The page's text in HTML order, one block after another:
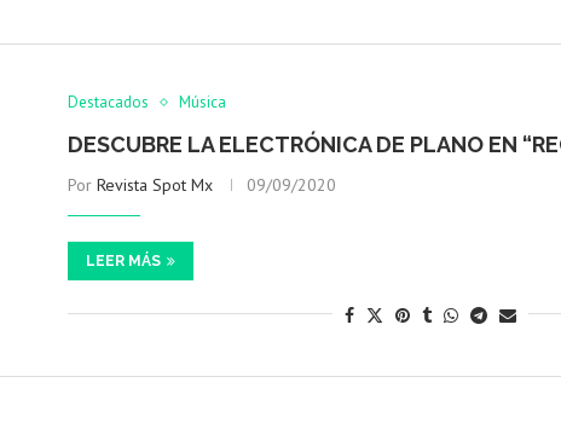
Destacados Música
DESCUBRE LA ELECTRÓNICA DE PLANO EN
PorRevista Spot Mx 09/09/2020
LEER MÁS